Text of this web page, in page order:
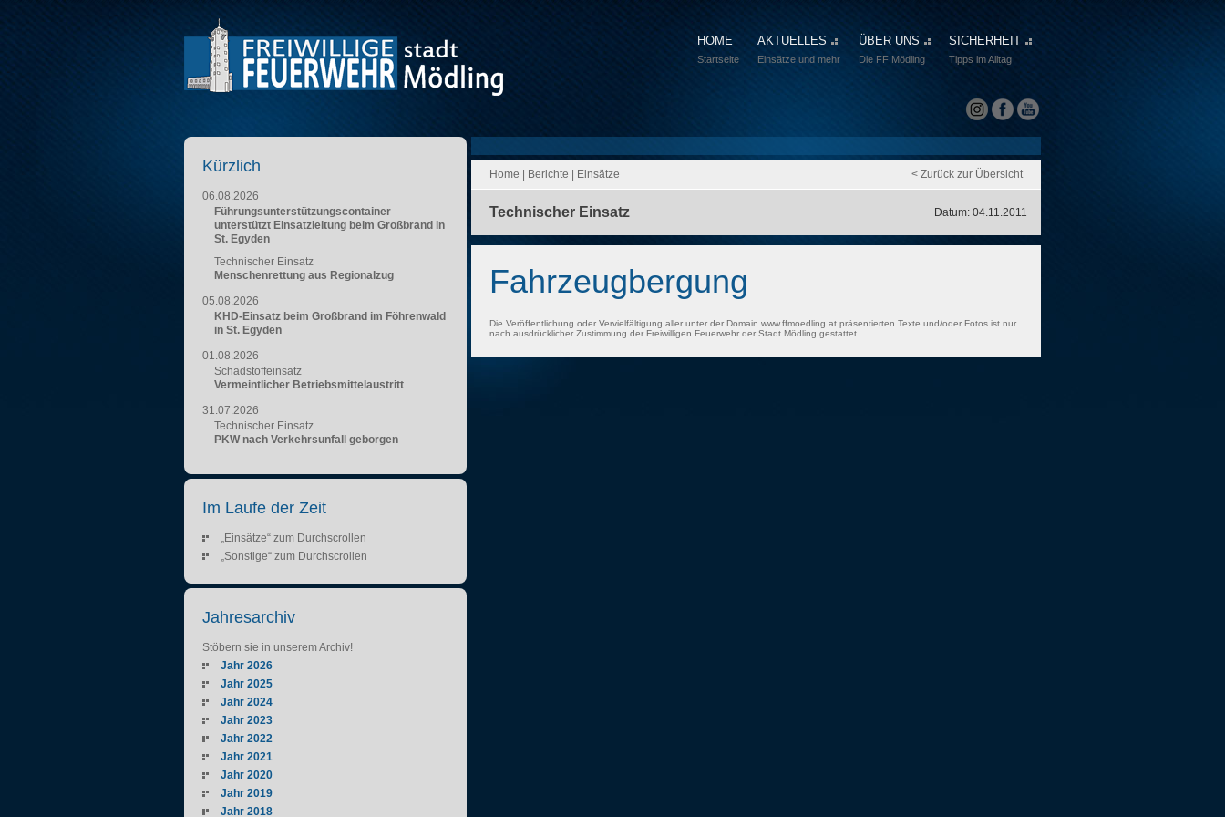
HOME
Startseite
AKTUELLES
Einsätze und mehr
ÜBER UNS
Die FF Mödling
SICHERHEIT
Tipps im Alltag
Home Berichte Einsätze < Zurück zur Übersicht
Technischer Einsatz Datum: 04.11.2011
Fahrzeugbergung
Die Veröffentlichung oder Vervielfältigung aller unter der Domain www.ffmoedling.at präsentierten Texte und/oder Fotos ist nur
nach ausdrücklicher Zustimmung der Freiwilligen Feuerwehr der Stadt Mödling gestattet.
Kürzlich
06.08.2026
Führungsunterstützungscontainer
unterstützt Einsatzleitung beim Großbrand in
St. Egyden
Technischer Einsatz
Menschenrettung aus Regionalzug
05.08.2026
KHD-Einsatz beim Großbrand im Föhrenwald
in St. Egyden
01.08.2026
Schadstoffeinsatz
Vermeintlicher Betriebsmittelaustritt
31.07.2026
Technischer Einsatz
PKW nach Verkehrsunfall geborgen
Im Laufe der Zeit
„Einsätze“ zum Durchscrollen
„Sonstige“ zum Durchscrollen
Jahresarchiv
Stöbern sie in unserem Archiv!
Jahr 2026
Jahr 2025
Jahr 2024
Jahr 2023
Jahr 2022
Jahr 2021
Jahr 2020
Jahr 2019
Jahr 2018